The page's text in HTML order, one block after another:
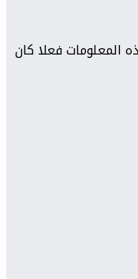
فعلا كان